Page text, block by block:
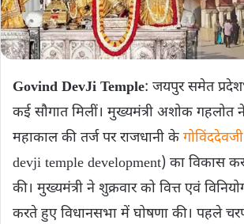
Govind DevJi Temple: जयपुर समेत
कई सौगात मिलीं। मुख्यमंत्री अशोक
महाकाल की तर्ज पर राजधानी के
devji temple development) का विकास
की। मुख्यमंत्री ने शुक्रवार को वित्त एवं
करते हुए विधानसभा में घोषणा की। पहले